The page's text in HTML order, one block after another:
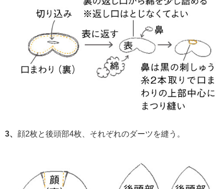
3、 顔2枚と後頭部4枚、それぞれのダーツを縫う。